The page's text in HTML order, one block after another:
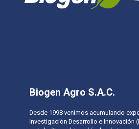
Biogen Agro S.A.C.
Desde 1998 venimos acumulando
Investigación Desarrollo e Innovación